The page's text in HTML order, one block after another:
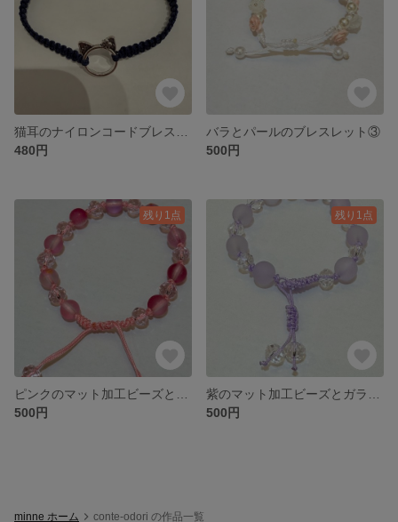
480円
バラとパールのブレスレット③
500円
残り1点
500円
残り1点
500円
minne ホーム conte-odori の作品一覧